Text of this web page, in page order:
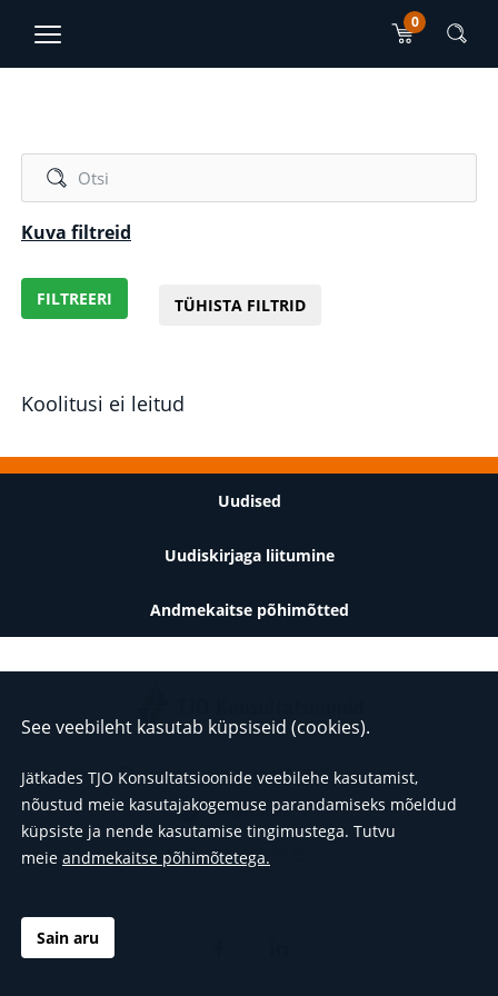
0
See veebileht kasutab küpsiseid (cookies).
Jätkades TJO Konsultatsioonide veebilehe kasutamist,
nõustud meie kasutajakogemuse parandamiseks mõeldud
küpsiste ja nende kasutamise tingimustega. Tutvu
meie andmekaitse põhimõtetega.
Sain aru
Peamise sisu sektsioon
Kuva filtreid
FILTREERI TÜHISTA FILTRID
Koolitusi ei leitud
Uudised
Uudiskirjaga liitumine
Andmekaitse põhimõtted
Väike-Paala 1, 11415, Tallinn
info@tjo.ee
(+372) 665 9525